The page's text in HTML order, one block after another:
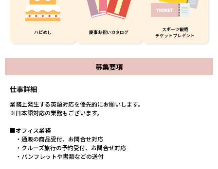
ハピめし 慶事お祝いカタログ
スポーツ観戦
チケットプレゼント
募集要項
仕事詳細
業務上発生する英語対応を優先的にお願いします。
※日本語対応の業務もございます。
■オフィス業務
・通販の商品受付、お問合せ対応
・クルーズ旅行の予約受付、お問合せ対応
・パンフレットや書類などの送付